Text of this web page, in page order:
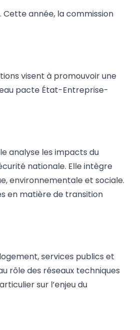
Cette année, la commission
visent à promouvoir une
pacte État-Entreprise-
analyse les impacts du
nationale. Elle intègre
environnementale et sociale.
en matière de transition
services publics et
rôle des réseaux techniques
sur l’enjeu du